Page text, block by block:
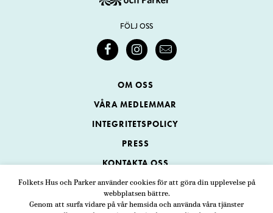
Folkets Hus och Parker använder cookies för att göra din upplevelse på
webbplatsen bättre.
Genom att surfa vidare på vår hemsida och använda våra tjänster
FÖLJ OSS
OM OSS
VÅRA MEDLEMMAR
INTEGRITETSPOLICY
PRESS
KONTAKTA OSS
Folkets Hus och Parker